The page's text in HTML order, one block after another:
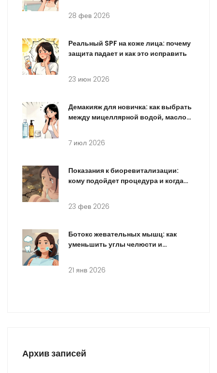
28 фев 2026
Реальный SPF на коже лица: почему
защита падает и как это исправить
23 июн 2026
Демакияж для новичка: как выбрать
между мицеллярной водой, маслом
7 июл 2026
Показания к биоревитализации:
кому подойдет процедура и когда
23 фев 2026
Ботокс жевательных мышц: как
уменьшить углы челюсти и
21 янв 2026
Архив записей